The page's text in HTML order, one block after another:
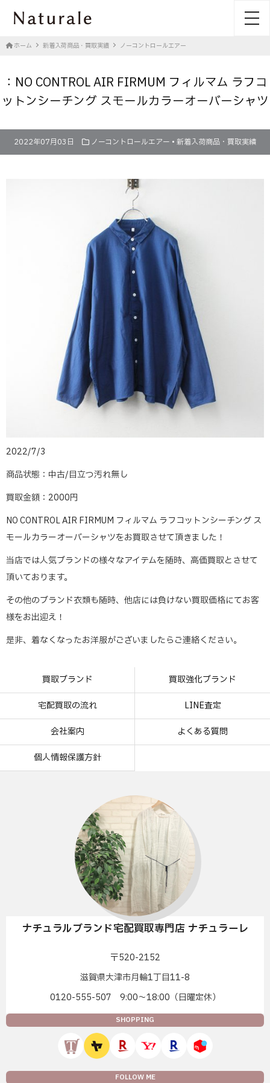
ホーム 新着入荷商品・買取実績 ノーコントロールエアー
：NO CONTROL AIR FIRMUM フィルマム ラフコ
ットンシーチング スモールカラーオーバーシャツ
2022年07月03日 ノーコントロールエアー • 新着入荷商品・買取実績
2022/7/3
商品状態：中古/目立つ汚れ無し
買取金額：2000円
NO CONTROL AIR FIRMUM フィルマム ラフコットンシーチング ス
モールカラーオーバーシャツをお買取させて頂きました！
当店では人気ブランドの様々なアイテムを随時、高価買取とさせて
頂いております。
その他のブランド衣類も随時、他店には負けない買取価格にてお客
様をお出迎え！
是非、着なくなったお洋服がございましたらご連絡ください。
買取ブランド 買取強化ブランド
宅配買取の流れ LINE査定
会社案内 よくある質問
個人情報保護方針
ナチュラルブランド宅配買取専門店 ナチュラーレ
〒520-2152
滋賀県大津市月輪1丁目11-8
0120-555-507 9:00〜18:00（日曜定休）
SHOPPING
FOLLOW ME